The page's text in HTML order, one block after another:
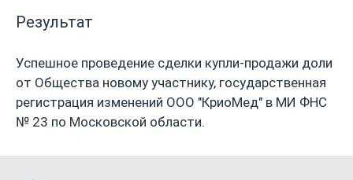
Результат
Успешное проведение сделки купли-продажи доли
от Общества новому участнику, государственная
регистрация изменений ООО "КриоМед" в МИ ФНС
№ 23 по Московской области.